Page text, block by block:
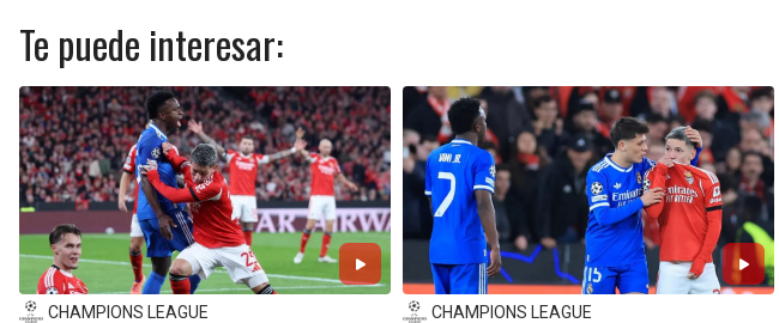
Te puede interesar:
CHAMPIONS LEAGUE CHAMPIONS LEAGUE